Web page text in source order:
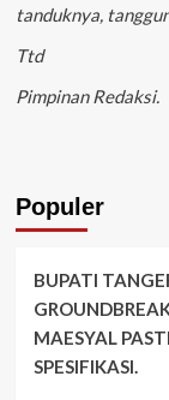
tanduknya,
Ttd
Pimpinan Redaksi.
Populer
BUPATI
MAESYAL
SPESIFIKASI.